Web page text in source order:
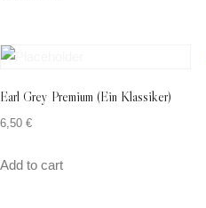
Earl Grey Premium (Ein Klassiker)
6,50 €
Add to cart